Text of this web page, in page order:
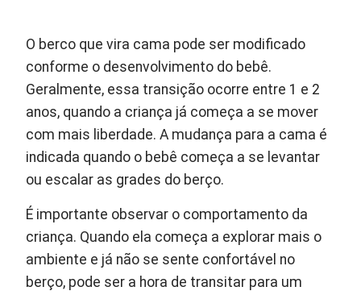
O berco que vira cama pode ser modificado
conforme o desenvolvimento do bebê.
Geralmente, essa transição ocorre entre 1 e 2
anos, quando a criança já começa a se mover
com mais liberdade. A mudança para a cama é
indicada quando o bebê começa a se levantar
ou escalar as grades do berço.
É importante observar o comportamento da
criança. Quando ela começa a explorar mais o
ambiente e já não se sente confortável no
berço, pode ser a hora de transitar para um